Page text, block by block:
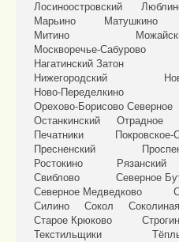
Лосиноостровский
Марьино
Матушкино
Митино
Москворечье-Сабурово
Нагатинский Затон
Нижегородский
Ново-Переделкино
Орехово-Борисово Северное
Останкинский
Отрадное
Печатники
Покровское-
Пресненский
Ростокино
Рязанский
Свиблово
Северное
Северное Медведково
Силино
Сокол
Старое Крюково
Текстильщики